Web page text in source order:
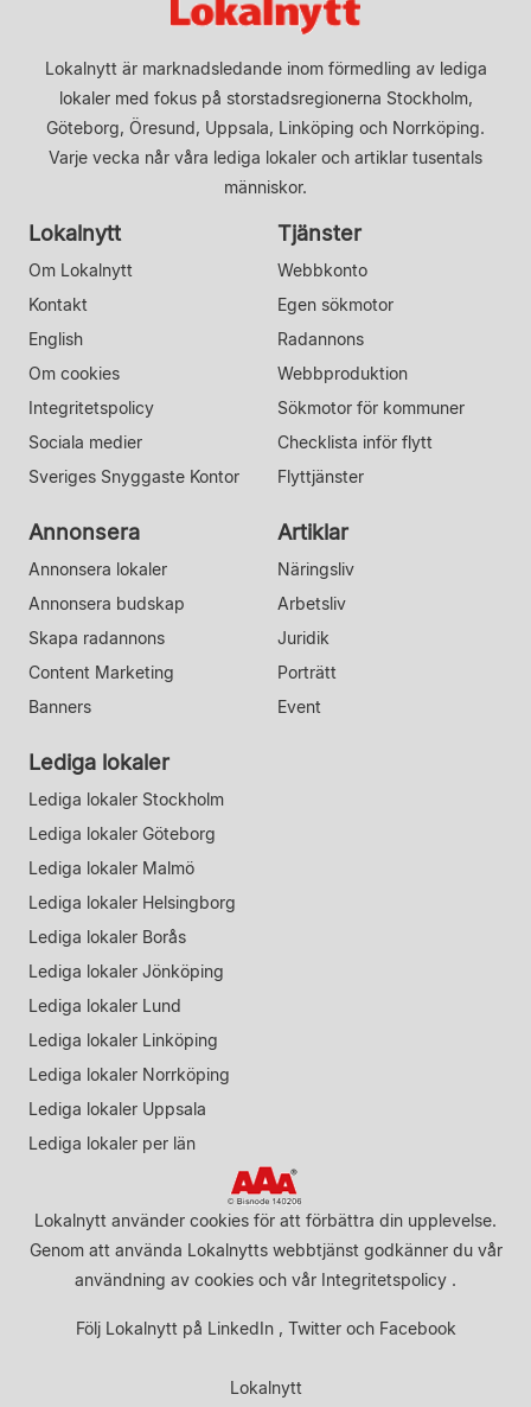
Lokalnytt är marknadsledande inom förmedling av lediga
lokaler med fokus på storstadsregionerna Stockholm,
Göteborg, Öresund, Uppsala, Linköping och Norrköping.
Varje vecka når våra lediga lokaler och artiklar tusentals
människor.
Lokalnytt
Om Lokalnytt
Kontakt
English
Om cookies
Integritetspolicy
Sociala medier
Sveriges Snyggaste Kontor
Tjänster
Webbkonto
Egen sökmotor
Radannons
Webbproduktion
Sökmotor för kommuner
Checklista inför flytt
Flyttjänster
Annonsera
Annonsera lokaler
Annonsera budskap
Skapa radannons
Content Marketing
Banners
Artiklar
Näringsliv
Arbetsliv
Juridik
Porträtt
Event
Lediga lokaler
Lediga lokaler Stockholm
Lediga lokaler Göteborg
Lediga lokaler Malmö
Lediga lokaler Helsingborg
Lediga lokaler Borås
Lediga lokaler Jönköping
Lediga lokaler Lund
Lediga lokaler Linköping
Lediga lokaler Norrköping
Lediga lokaler Uppsala
Lediga lokaler per län
Lokalnytt använder cookies för att förbättra din upplevelse.
Genom att använda Lokalnytts webbtjänst godkänner du vår
användning av cookies och vår Integritetspolicy .
Följ Lokalnytt på LinkedIn, Twitteroch Facebook
Lokalnytt